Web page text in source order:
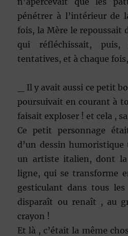
pénétrer à l’intérieur de
fois, la Mère le repoussait
qui réfléchissait, puis,
tentatives, et à chaque
_ Il y avait aussi ce petit
poursuivait en courant à
faisait exploser ! et cela ,
Ce petit personnage
d’un dessin
un artiste italien, dont la
ligne, qui se transforme
gesticulant dans tous
disparaît ou renaît , au
crayon !
Et là , c’était la même